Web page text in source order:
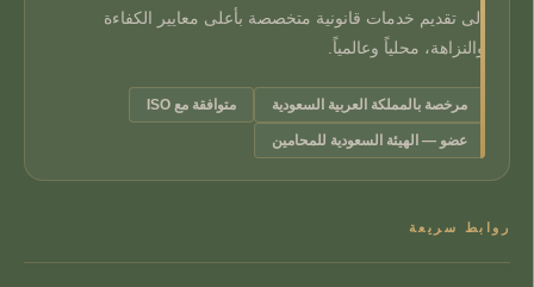
إلى تقديم خدمات قانونية متخصصة بأعلى معايير الكفاءة
والنزاهة، محلياً وعالمياً.
مرخصة بالمملكة العربية السعودية متوافقة مع ISO
عضو — الهيئة السعودية للمحامين
روابط سريعة